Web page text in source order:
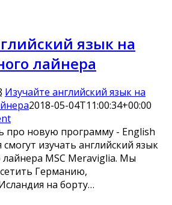
язык на
лайнера
Изучайте английский язык на
2018-05-04T11:00:34+00:00
про новую программу - English
изучать английский язык
лайнера MSC Meraviglia. Мы
Германию,
на борту…